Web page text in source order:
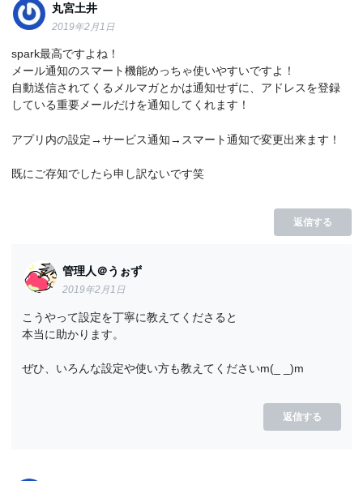
丸宮土井
2019年2月1日
spark最高ですよね！
メール通知のスマート機能めっちゃ使いやすいですよ！
自動送信されてくるメルマガとかは通知せずに、アドレスを登録
している重要メールだけを通知してくれます！
アプリ内の設定→サービス通知→スマート通知で変更出来ます！
既にご存知でしたら申し訳ないです笑
返信する
管理人＠うぉず
2019年2月1日
こうやって設定を丁寧に教えてくださると
本当に助かります。
ぜひ、いろんな設定や使い方も教えてくださいm(_ _)m
返信する